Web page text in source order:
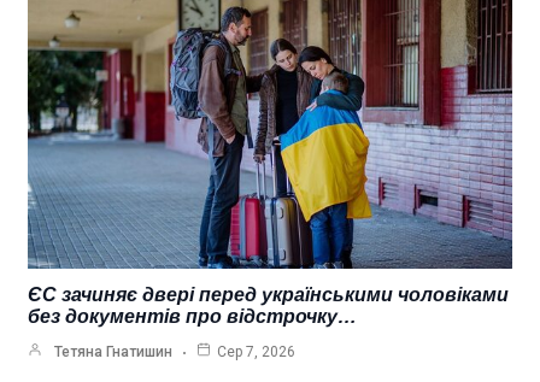
ЄС зачиняє двері перед українськими чоловіками
без документів про відстрочку…
Тетяна Гнатишин Сер 7, 2026